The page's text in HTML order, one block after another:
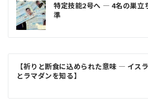
ビ
ン
特定技能2号へ ― 4名の巣立
準
【祈りと断食に込められた意味 ― イス
とラマダンを知る】